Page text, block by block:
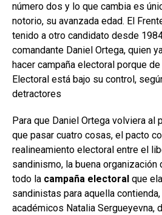
número dos y lo que cambia es
notorio, su avanzada edad. El
tenido a otro candidato desde
comandante Daniel Ortega, quien
hacer campaña electoral porque
Electoral está bajo su control,
detractores
Para que Daniel Ortega volviera al
que pasar cuatro cosas, el pacto
realineamiento electoral entre el
sandinismo, la buena organización
todo la campaña electoral que
sandinistas para aquella
académicos Natalia Sergueyevna,